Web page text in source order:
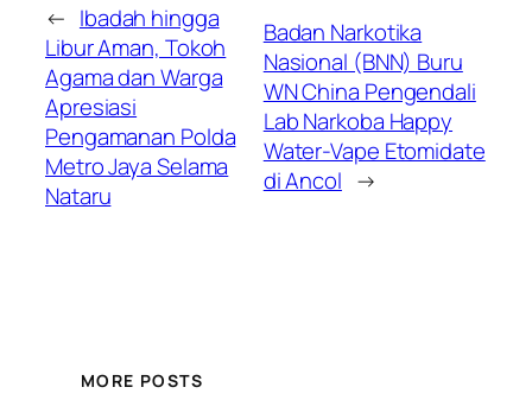
← Ibadah hingga
Libur Aman, Tokoh
Agama dan Warga
Apresiasi
Pengamanan Polda
Metro Jaya Selama
Nataru
Badan Narkotika
Nasional (BNN) Buru
WN China Pengendali
Lab Narkoba Happy
Water-Vape Etomidate
di Ancol →
MORE POSTS